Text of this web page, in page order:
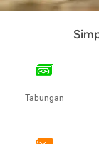
Tabungan